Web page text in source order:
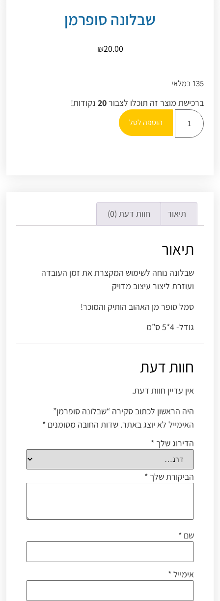
שבלונה סופרמן
₪20.00
135 במלאי
ברכישת מוצר זה תוכלו לצבור20נקודות!
הוספה לסל
תיאור חוות דעת (0)
תיאור
שבלונה נוחה לשימוש המקצרת את זמן העובדה
ועוזרת ליצור עיצוב מדויק
סמל סופר מן האהוב הותיק והמוכר!
גודל- 4*5 ס”מ
חוות דעת
אין עדיין חוות דעת.
היה הראשון לכתוב סקירה “שבלונה סופרמן”
האימייל לא יוצג באתר. שדות החובה מסומנים *
הדירוג שלך *
הביקורת שלך *
שם *
אימייל*